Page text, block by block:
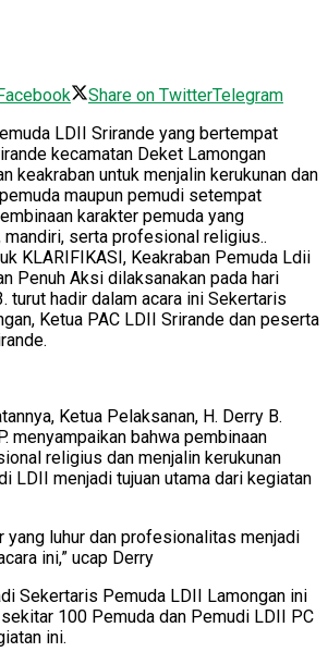
Share on TwitterTelegram
LDII Srirande yang bertempat
kecamatan Deket Lamongan
keakraban untuk menjalin kerukunan dan
maupun pemudi setempat
karakter pemuda yang
mandiri, serta profesional religius..
KLARIFIKASI, Keakraban Pemuda Ldii
Penuh Aksi dilaksanakan pada hari
turut hadir dalam acara ini Sekertaris
Ketua PAC LDII Srirande dan peserta
Ketua Pelaksanan, H. Derry B.
menyampaikan bahwa pembinaan
religius dan menjalin kerukunan
LDII menjadi tujuan utama dari kegiatan
yang luhur dan profesionalitas menjadi
ini,” ucap Derry
Sekertaris Pemuda LDII Lamongan ini
100 Pemuda dan Pemudi LDII PC
ini.